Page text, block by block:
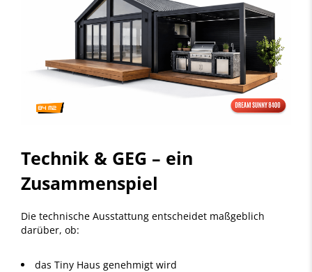
Technik & GEG – ein
Zusammenspiel
Die technische Ausstattung entscheidet maßgeblich
darüber, ob:
das Tiny Haus genehmigt wird